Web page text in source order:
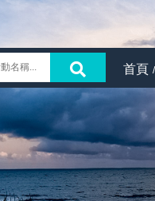
首頁